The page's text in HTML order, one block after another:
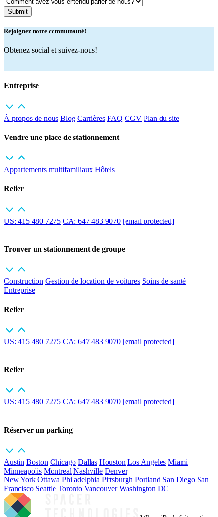
Rejoignez notre communauté!
Obtenez social et suivez-nous!
Entreprise
À propos de nous Blog Carrières FAQ CGV Plan du site
Vendre une place de stationnement
Appartements multifamiliaux Hôtels
Relier
US: 415 480 7275 CA: 647 483 9070 [email protected]
Trouver un stationnement de groupe
Construction Gestion de location de voitures Soins de santé
Entreprise
Relier
US: 415 480 7275 CA: 647 483 9070 [email protected]
Relier
US: 415 480 7275 CA: 647 483 9070 [email protected]
Réserver un parking
Austin Boston Chicago Dallas Houston Los Angeles Miami
Minneapolis Montreal Nashville Denver
New York Ottawa Philadelphia Pittsburgh Portland San Diego San
Francisco Seattle Toronto Vancouver Washington DC